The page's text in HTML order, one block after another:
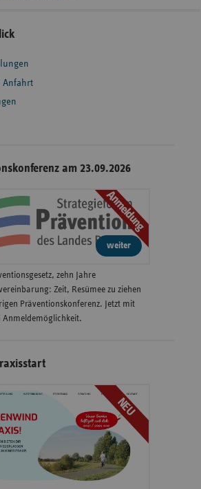
Anfahrt
am 23.09.2026
Anmeldung
weiter
zehn Jahre
Zeit, Resümee zu ziehen
Präventionskonferenz. Jetzt mit
Anmeldemöglichkeit.
NEU